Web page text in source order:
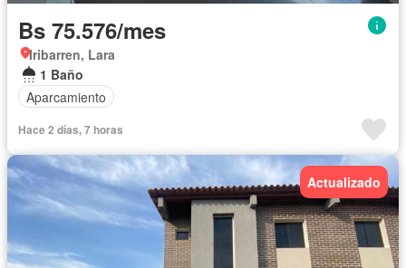
Bs 75.576/mes
Iribarren, Lara
1 Baño
Aparcamiento
Hace 2 días, 7 horas
Actualizado